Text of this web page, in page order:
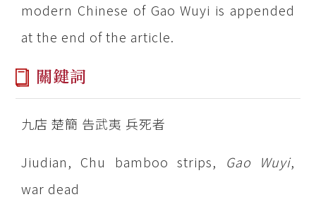
modern Chinese of Gao Wuyi is appended
at the end of the article.
關鍵詞
九店 楚簡 告武夷 兵死者
Jiudian, Chu bamboo strips, Gao Wuyi,
war dead